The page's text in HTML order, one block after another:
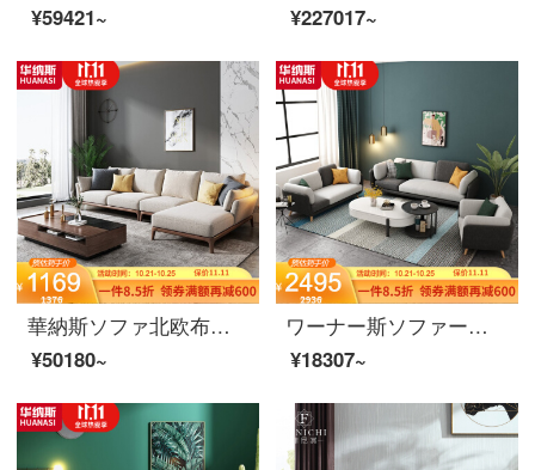
¥59421~
¥227017~
華納斯ソファ北欧布芸ソファーセットは、実木ソファ現代家具シングル位+ツイン位+左貴妃(ベージュ)を分解して洗うことができます。
¥50180~
ワーナー斯ソファー北欧布芸ソファーセット小型ソファーリビング家具静謐灰（綿麻）ダブル手すり2人乗り
¥18307~